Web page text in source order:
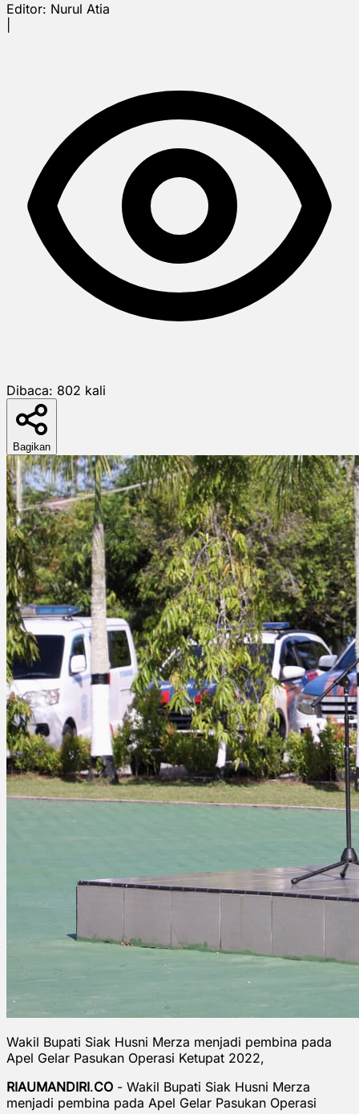
Editor: Nurul Atia
Dibaca: 802 kali
Bagikan
Wakil Bupati Siak Husni Merza menjadi pembina pada
Apel Gelar Pasukan Operasi Ketupat 2022,
RIAUMANDIRI.CO - Wakil Bupati Siak Husni Merza
menjadi pembina pada Apel Gelar Pasukan Operasi